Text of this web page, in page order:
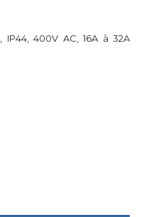
, IP44, 400V AC, 16A à 32A